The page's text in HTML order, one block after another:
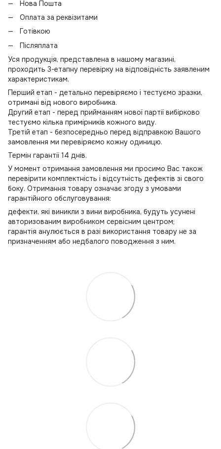
Нова Пошта
Оплата за реквізитами
Готівкою
Післяплата
Уся продукція, представлена в нашому магазині,
проходить 3-етапну перевірку на відповідність заявленим
характеристикам.
Перший етап - детально перевіряємо і тестуємо зразки,
отримані від нового виробника.
Другий етап - перед прийманням нової партії вибірково
тестуємо кілька примірників кожного виду.
Третій етап - безпосередньо перед відправкою Вашого
замовлення ми перевіряємо кожну одиницю.
Термін гарантії 14 днів.
У момент отримання замовлення ми просимо Вас також
перевірити комплектність і відсутність дефектів зі свого
боку. Отримання товару означає згоду з умовами
гарантійного обслуговування:
дефекти, які виникли з вини виробника, будуть усунені
авторизованим виробником сервісним центром;
гарантія анулюється в разі використання товару не за
призначенням або недбалого поводження з ним.